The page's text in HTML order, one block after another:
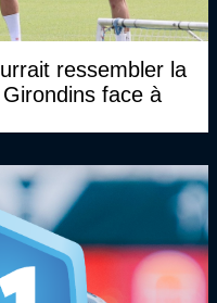
ressembler la
face à